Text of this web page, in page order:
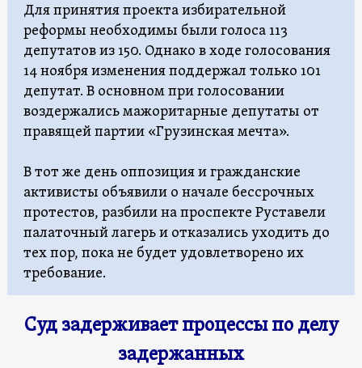
Для принятия проекта избирательной
реформы необходимы были голоса 113
депутатов из 150. Однако в ходе голосования
14 ноября изменения поддержал только 101
депутат. В основном при голосовании
воздержались мажоритарные депутаты от
правящей партии «Грузинская мечта».
В тот же день оппозиция и гражданские
активисты объявили о начале бессрочных
протестов, разбили на проспекте Руставели
палаточный лагерь и отказались уходить до
тех пор, пока не будет удовлетворено их
требование.
Суд задерживает процессы по делу
задержанных